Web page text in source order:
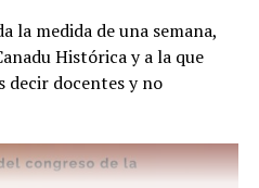
Joaquín Eleazar Larraburu
en auto y luego chocó
la medida de una semana,
Histórica y a la que
decir docentes y no